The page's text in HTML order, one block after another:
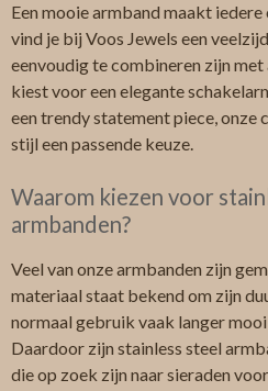
Een mooie armband maakt
vind je bij Voos Jewels een
eenvoudig te combineren zijn met
kiest voor een elegante
een trendy statement piece,
stijl een passende keuze.
Waarom kiezen voor
armbanden?
Veel van onze armbanden zijn
materiaal staat bekend om zijn
normaal gebruik vaak langer
Daardoor zijn stainless steel
die op zoek zijn naar sieraden